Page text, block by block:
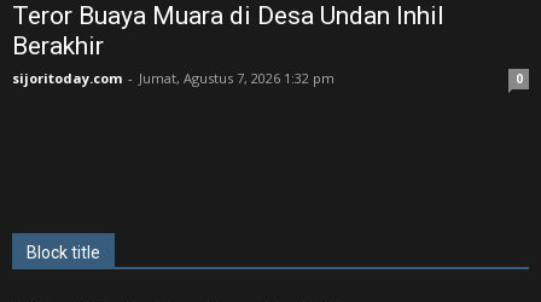
Teror Buaya Muara di Desa Undan Inhil
Berakhir
sijoritoday.com - Jumat, Agustus 7, 2026 1:32 pm 0
Block title